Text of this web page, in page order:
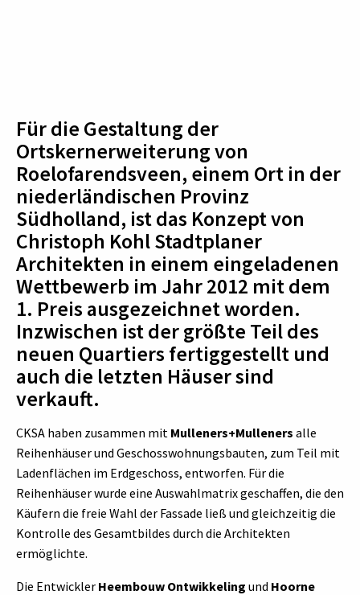
Für die Gestaltung der
Ortskernerweiterung von
Roelofarendsveen, einem Ort in der
niederländischen Provinz
Südholland, ist das Konzept von
Christoph Kohl Stadtplaner
Architekten in einem eingeladenen
Wettbewerb im Jahr 2012 mit dem
1. Preis ausgezeichnet worden.
Inzwischen ist der größte Teil des
neuen Quartiers fertiggestellt und
auch die letzten Häuser sind
verkauft.
CKSA haben zusammen mit Mulleners+Mulleners alle
Reihenhäuser und Geschosswohnungsbauten, zum Teil mit
Ladenflächen im Erdgeschoss, entworfen. Für die
Reihenhäuser wurde eine Auswahlmatrix geschaffen, die den
Käufern die freie Wahl der Fassade ließ und gleichzeitig die
Kontrolle des Gesamtbildes durch die Architekten
ermöglichte.
Die Entwickler Heembouw Ontwikkeling und Hoorne